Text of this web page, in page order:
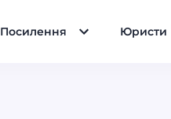
Посилення Юристи